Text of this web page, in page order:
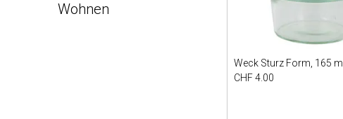
Wohnen
Weck Sturz Form, 165 ml
CHF 4.00